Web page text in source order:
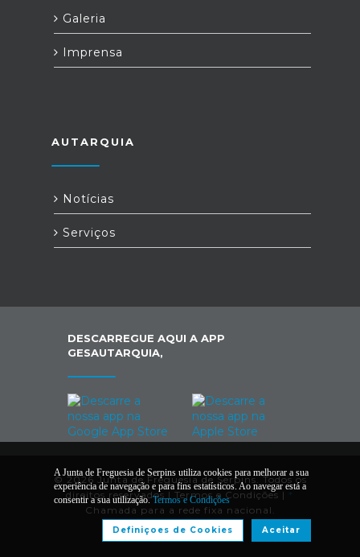
Galeria
Imprensa
AUTARQUIA
Notícias
Serviços
DESCARREGUE AQUI A APP
GESAUTARQUIA,
© 2026 Junta de Freguesia de Serpins. Todos os
direitos reservados | Termos e Condições | *
Chamada para a rede fixa nacional.
A Junta de Freguesia de Serpins utiliza cookies para melhorar a sua
experiência de navegação e para fins estatísticos. Ao navegar está a
consentir a sua utilização.Termos e Condições
Aceitar
Definiçoes de Cookies